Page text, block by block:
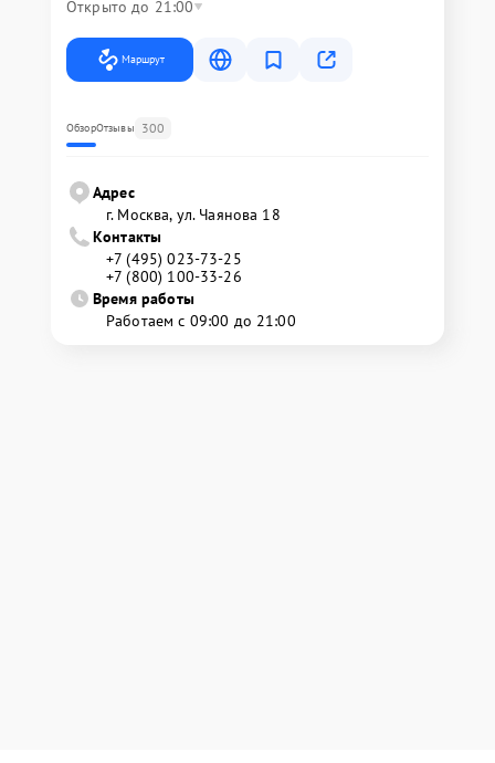
Открыто до 21:00
Маршрут
ОбзорОтзывы 300
Адрес
г. Москва, ул. Чаянова 18
Контакты
+7 (495) 023-73-25
+7 (800) 100-33-26
Время работы
Работаем с 09:00 до 21:00